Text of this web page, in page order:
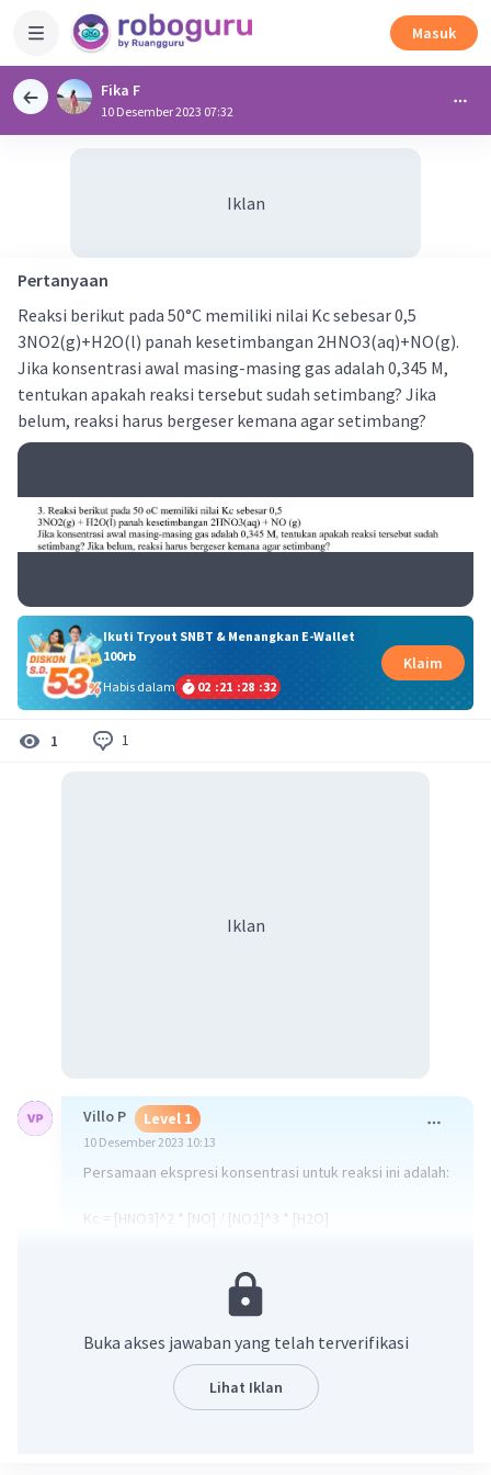
Masuk
Fika F
10 Desember 2023 07:32
Iklan
Pertanyaan
Reaksi berikut pada 50°C memiliki nilai Kc sebesar 0,5
3NO2(g)+H2O(l) panah kesetimbangan 2HNO3(aq)+NO(g).
Jika konsentrasi awal masing-masing gas adalah 0,345 M,
tentukan apakah reaksi tersebut sudah setimbang? Jika
belum, reaksi harus bergeser kemana agar setimbang?
Ikuti Tryout SNBT & Menangkan E-Wallet
100rb
Habis dalam
02 :21 :28 :32
Klaim
1 1
Iklan
Villo P Level 1
10 Desember 2023 10:13
Persamaan ekspresi konsentrasi untuk reaksi ini adalah:
Kc = [HNO3]^2 * [NO] / [NO2]^3 * [H2O]
adalah 0,345 M. Jadi, kita dapat menggantikan nilai-nilai
ini ke dalam persamaan ekspresi konsentrasi untuk
menentukan apakah reaksi sudah setimbang.
Kc = (2 * 0,345)^2 * (0,345) / (0,345^3) * (0,345)
Buka akses jawaban yang telah terverifikasi
Lihat Iklan